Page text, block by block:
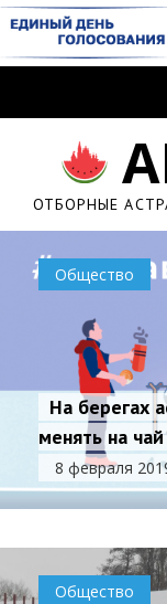
ОТБОРНЫЕ
Общество
На берегах
менять на чай
8 февраля
Общество